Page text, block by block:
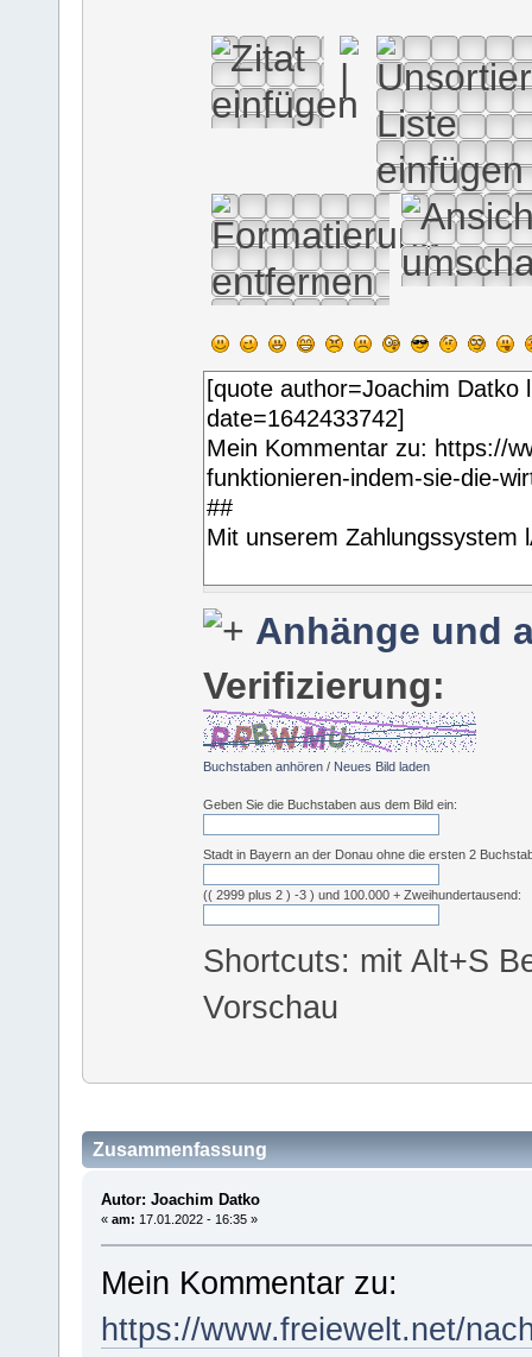
Anhänge und
Verifizierung:
Buchstaben anhören / Neues Bild laden
Geben Sie die Buchstaben aus dem Bild ein:
Stadt in Bayern an der Donau ohne die ersten 2
(( 2999 plus 2 ) -3 ) und 100.000 + Zweihundertausend:
Shortcuts: mit Alt+S
Vorschau
Zusammenfassung
Autor: Joachim Datko
« am: 17.01.2022 - 16:35 »
Mein Kommentar zu:
https://www.freiewelt.net/